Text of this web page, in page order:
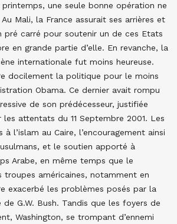
une seule bonne opération ne
Mali, la France assurait ses arrières et
pré carré pour soutenir un de ces Etats
en grande partie d’elle. En revanche, la
internationale fut moins heureuse.
docilement la politique pour le moins
Obama. Ce dernier avait rompu
de son prédécesseur, justifiée
attentats du 11 Septembre 2001. Les
l’islam au Caire, l’encouragement ainsi
et le soutien apporté à
Arabe, en même temps que le
troupes américaines, notamment en
exacerbé les problèmes posés par la
G.W. Bush. Tandis que les foyers de
Washington, se trompant d’ennemi